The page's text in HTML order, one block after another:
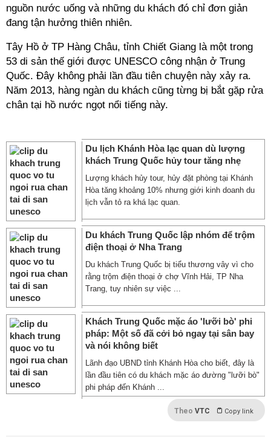
nguồn nước uống và những du khách đó chỉ đơn giản
đang tận hưởng thiên nhiên.
Tây Hồ ở TP Hàng Châu, tỉnh Chiết Giang là một trong
53 di sản thế giới được UNESCO công nhận ở Trung
Quốc. Đây không phải lần đầu tiên chuyện này xảy ra.
Năm 2013, hàng ngàn du khách cũng từng bị bắt gặp rửa
chân tại hồ nước ngọt nổi tiếng này.
Du lịch Khánh Hòa lạc quan dù lượng
khách Trung Quốc hủy tour tăng nhẹ
Lượng khách hủy tour, hủy đặt phòng tại Khánh
Hòa tăng khoảng 10% nhưng giới kinh doanh du
lịch vẫn tỏ ra khá lạc quan.
Du khách Trung Quốc lập nhóm để trộm
điện thoại ở Nha Trang
Du khách Trung Quốc bị tiểu thương vây vì cho
rằng trộm điện thoại ở chợ Vĩnh Hải, TP Nha
Trang, tuy nhiên sự việc ...
Khách Trung Quốc mặc áo 'lưỡi bò' phi
pháp: Một số đã cởi bỏ ngay tại sân bay
và nói không biết
Lãnh đạo UBND tỉnh Khánh Hòa cho biết, đây là
lần đầu tiên có du khách mặc áo đường "lưỡi bò"
phi pháp đến Khánh ...
Theo VTC Copy link